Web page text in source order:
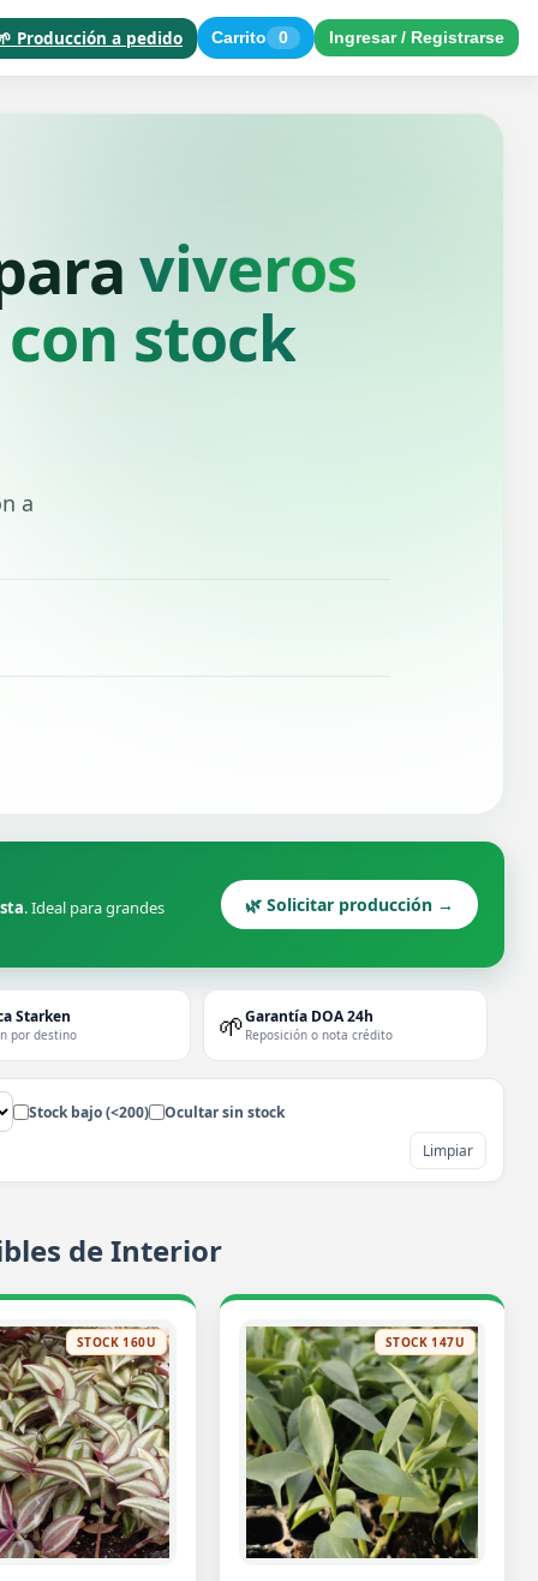
Producción a pedido Carrito 0 Ingresar / Registrarse
paisajistas
stock
a
. Ideal para grandes
🌿 Solicitar producción →
Starken
por destino 🌱Garantía DOA 24h
Reposición o nota crédito
Stock bajo (<200)
Ocultar sin stock
Limpiar
de Interior
STOCK 160U STOCK 147U